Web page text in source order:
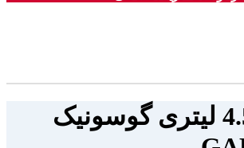
سرخ کن 4.5 لیتری گوسونیک